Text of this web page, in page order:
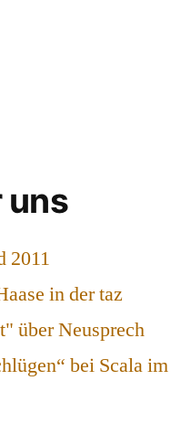
uns
2011
in der taz
über Neusprech
bei Scala im